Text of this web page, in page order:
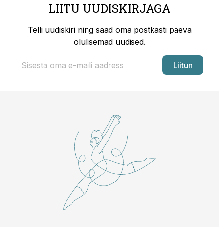
LIITU UUDISKIRJAGA
Telli uudiskiri ning saad oma postkasti päeva
olulisemad uudised.
Liitun